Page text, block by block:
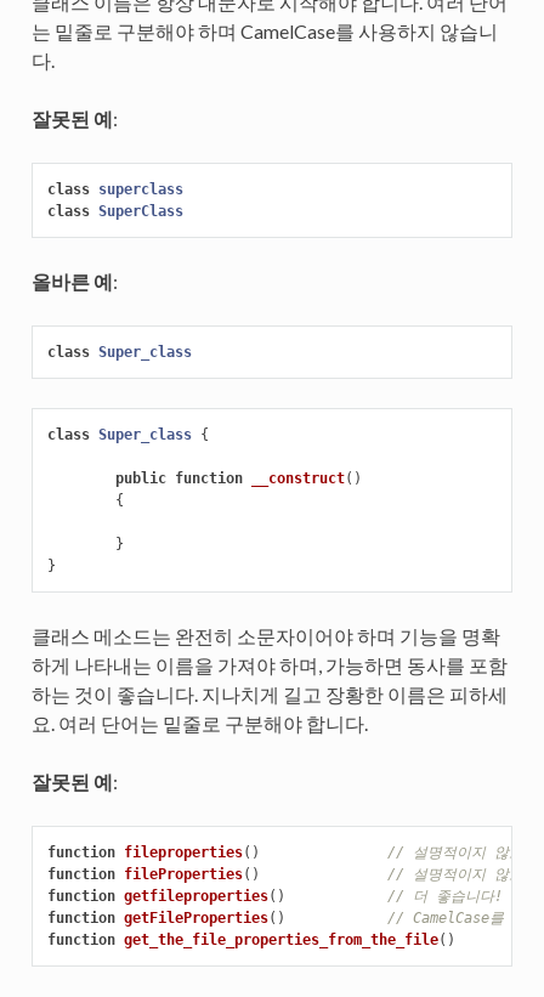
는 밑줄로 구분해야 하며 CamelCase를 사용하지 않습니
다.
잘못된 예:
class superclass
class SuperClass
올바른 예:
class Super_class
class Super_class {
public function __construct()
{
}
}
클래스 메소드는 완전히 소문자이어야 하며 기능을 명확
하게 나타내는 이름을 가져야 하며, 가능하면 동사를 포함
하는 것이 좋습니다. 지나치게 길고 장황한 이름은 피하세
요. 여러 단어는 밑줄로 구분해야 합니다.
잘못된 예:
function fileproperties()
// 설명적이지 않고
function fileProperties()
// 설명적이지 않고
function getfileproperties()
// 더 좋습니다! 하지
function getFileProperties()
// CamelCase를 사용
function get_the_file_properties_from_the_file()